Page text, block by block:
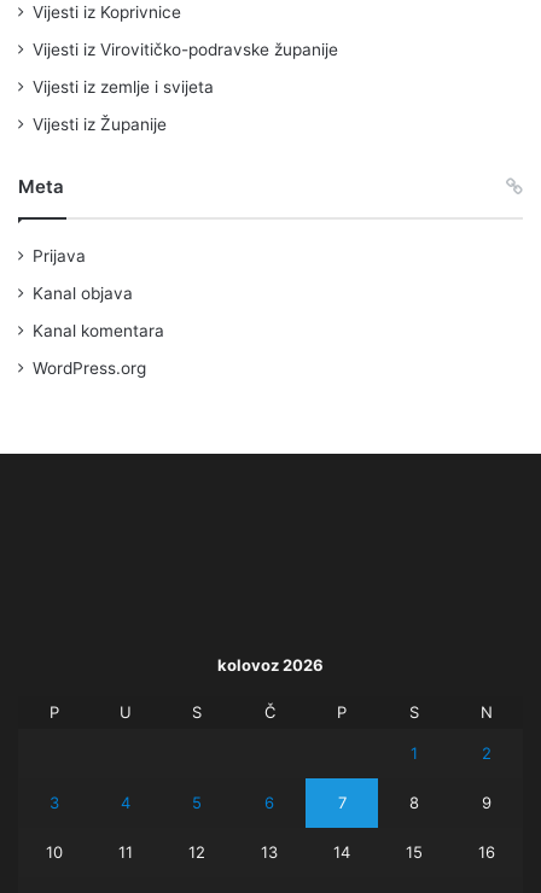
Vijesti iz Koprivnice
Vijesti iz Virovitičko-podravske županije
Vijesti iz zemlje i svijeta
Vijesti iz Županije
Meta
Prijava
Kanal objava
Kanal komentara
WordPress.org
kolovoz 2026
P U S Č P S N
1 2
3 4 5 6 7 8 9
10 11 12 13 14 15 16